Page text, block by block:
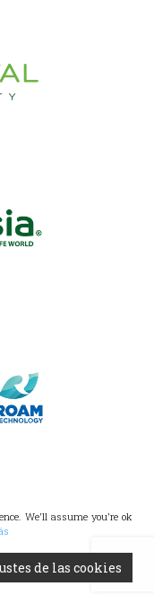
We'll assume you're ok
de las cookies